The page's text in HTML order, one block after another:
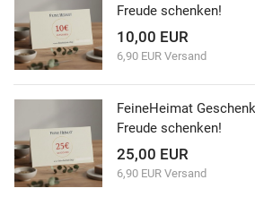
Freude schenken!
10,00 EUR
6,90 EUR Versand
FeineHeimat
Freude schenken!
25,00 EUR
6,90 EUR Versand